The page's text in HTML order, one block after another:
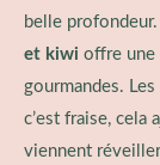
belle
et kiwi offre une
gourmandes. Les
c’est fraise, cela
viennent